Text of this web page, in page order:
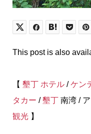
This post is also
【 墾丁 ホテル/ケン
タカー /墾丁南湾 /
観光】